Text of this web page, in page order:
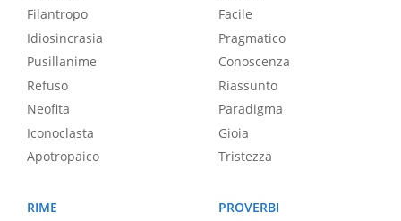
Filantropo
Idiosincrasia
Pusillanime
Refuso
Neofita
Iconoclasta
Apotropaico
Facile
Pragmatico
Conoscenza
Riassunto
Paradigma
Gioia
Tristezza
RIME
PROVERBI